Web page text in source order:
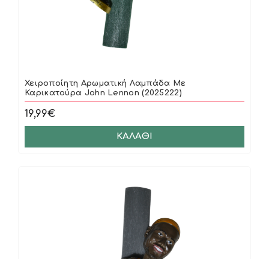
Χειροποίητη Αρωματική Λαμπάδα Με
Καρικατούρα John Lennon (2025222)
19,99€
ΚΑΛΆΘΙ